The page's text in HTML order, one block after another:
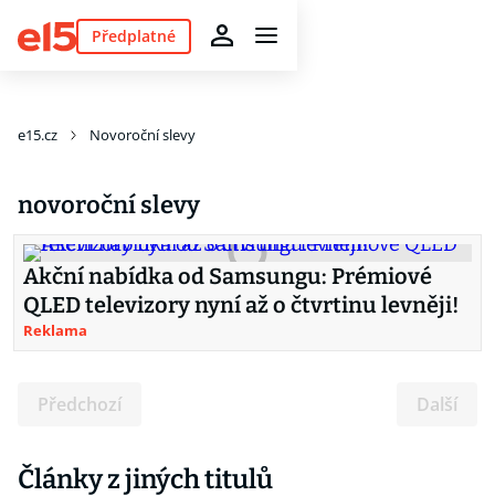
Předplatné
e15.cz Novoroční slevy
novoroční slevy
Akční nabídka od Samsungu: Prémiové
QLED televizory nyní až o čtvrtinu levněji!
Reklama
Předchozí Další
Články z jiných titulů